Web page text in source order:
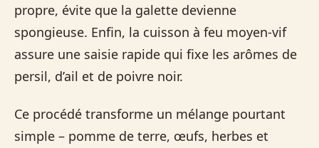
propre, évite que la galette devienne
spongieuse. Enfin, la cuisson à feu moyen-vif
assure une saisie rapide qui fixe les arômes de
persil, d’ail et de poivre noir.
Ce procédé transforme un mélange pourtant
simple – pomme de terre, œufs, herbes et